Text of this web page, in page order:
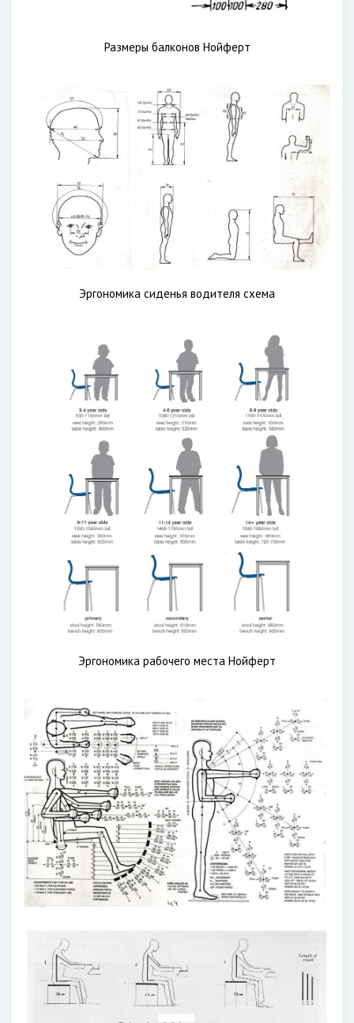
Размеры балконов Нойферт
Эргономика сиденья водителя схема
Эргономика рабочего места Нойферт